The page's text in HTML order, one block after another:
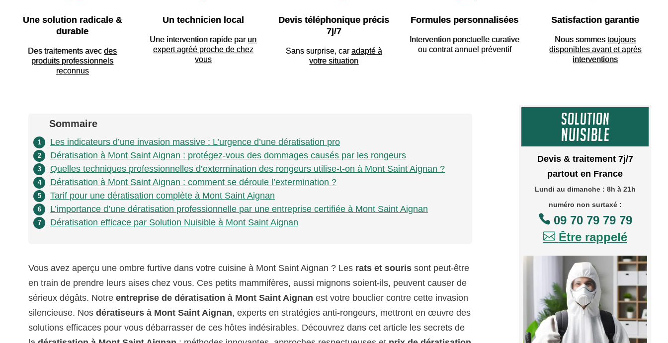
Une solution radicale &
durable
Des traitements avecdes
produits professionnels
reconnus
Un technicien local
Une intervention rapide par un
expert agréé proche de chez
vous
Devis téléphonique précis
7j/7
Sans surprise, car adapté à
votre situation
Formules personnalisées
Intervention ponctuelle curative
ou contrat annuel préventif
Satisfaction garantie
Nous sommestoujours
disponibles avant et après
interventions
Sommaire
1 Les indicateurs d’une invasion massive : L’urgence d’une dératisation pro
2 Dératisation à Mont Saint Aignan : protégez-vous des dommages causés par les rongeurs
3 Quelles techniques professionnelles d’extermination des rongeurs utilise-t-on à Mont Saint Aignan ?
4 Dératisation à Mont Saint Aignan : comment se déroule l’extermination ?
5 Tarif pour une dératisation complète à Mont Saint Aignan
6 L’importance d’une dératisation professionnelle par une entreprise certifiée à Mont Saint Aignan
7 Dératisation efficace par Solution Nuisible à Mont Saint Aignan
Vous avez aperçu une ombre furtive dans votre cuisine à Mont Saint Aignan ? Les rats et souris sont peut-être
en train de prendre leurs aises chez vous. Ces petits mammifères, aussi mignons soient-ils, peuvent causer de
sérieux dégâts. Notreentreprise de dératisation à Mont Saint Aignan est votre bouclier contre cette invasion
silencieuse. Nosdératiseurs à Mont Saint Aignan, experts en stratégies anti-rongeurs, mettront en œuvre des
solutions efficaces pour vous débarrasser de ces hôtes indésirables. Découvrez dans cet article les secrets de
Devis & traitement 7j/7
partout en France
Lundi au dimanche : 8h à 21h
numéro non surtaxé :
09 70 79 79 79
 Être rappelé